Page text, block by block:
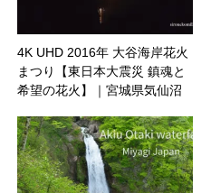
4K UHD 2016年 大谷海岸花火
まつり【東日本大震災 鎮魂と
希望の花火】｜宮城県気仙沼